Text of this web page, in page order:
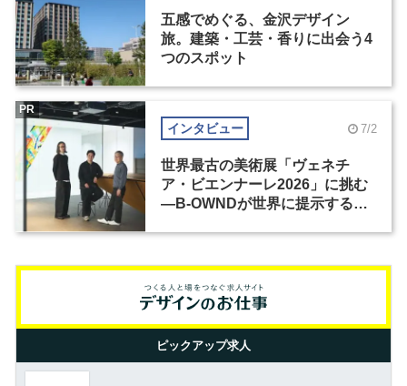
五感でめぐる、金沢デザイン
旅。建築・工芸・香りに出会う4
つのスポット
インタビュー 7/2
世界最古の美術展「ヴェネチ
ア・ビエンナーレ2026」に挑む
―B-OWNDが世界に提示する美
PR
ピックアップ求人